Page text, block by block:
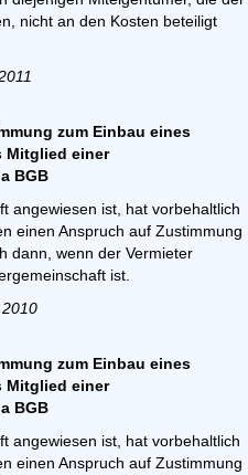
nicht an den Kosten beteiligt
zum Einbau eines
Mitglied einer
BGB
angewiesen ist, hat vorbehaltlich
einen Anspruch auf Zustimmung
dann, wenn der Vermieter
ist.
zum Einbau eines
Mitglied einer
BGB
angewiesen ist, hat vorbehaltlich
einen Anspruch auf Zustimmung